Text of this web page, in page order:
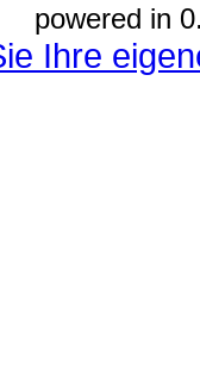
powered in
Ihre